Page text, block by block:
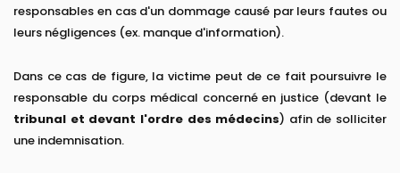
responsables en cas d'un dommage causé par leurs fautes ou
leurs négligences (ex. manque d'information).
Dans ce cas de figure, la victime peut de ce fait poursuivre le
responsable du corps médical concerné en justice (devant le
tribunal et devant l'ordre des médecins) afin de solliciter
une indemnisation.